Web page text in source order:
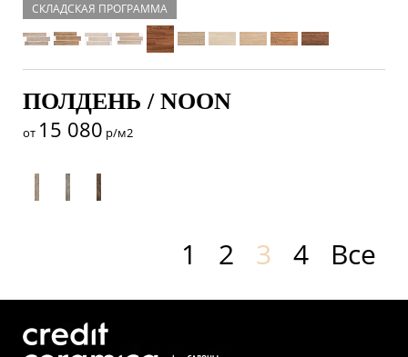
СКЛАДСКАЯ ПРОГРАММА
ПОЛДЕНЬ / NOON
от 15 080 р/м2
1 2 3 4 Все